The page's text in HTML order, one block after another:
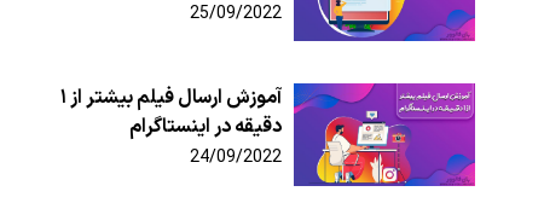
25/09/2022
آموزش ارسال فیلم بیشتر از ۱
دقیقه در اینستاگرام
24/09/2022